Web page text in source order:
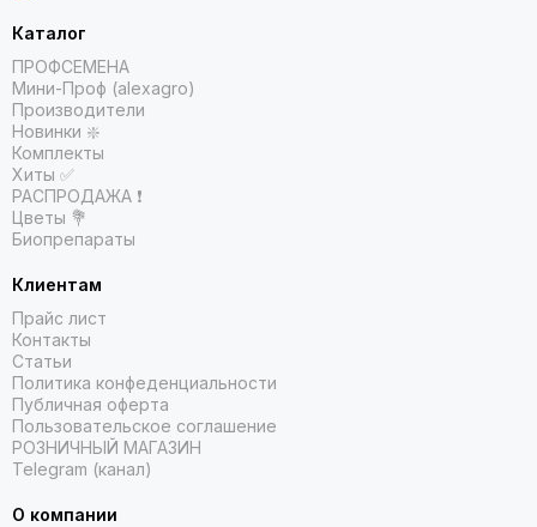
Каталог
ПРОФСЕМЕНА
Мини-Проф (alexagro)
Производители
Новинки ❇️
Комплекты
Хиты ✅
РАСПРОДАЖА ❗️
Цветы 💐
Биопрепараты
Клиентам
Прайс лист
Контакты
Статьи
Политика конфеденциальности
Публичная оферта
Пользовательское соглашение
РОЗНИЧНЫЙ МАГАЗИН
Telegram (канал)
О компании